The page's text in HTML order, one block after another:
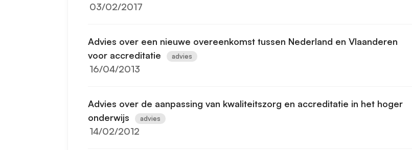
03/02/2017
Advies over een nieuwe overeenkomst tussen Nederland en Vlaanderen
voor accreditatie
advies
16/04/2013
Advies over de aanpassing van kwaliteitszorg en accreditatie in het hoger
onderwijs
advies
14/02/2012